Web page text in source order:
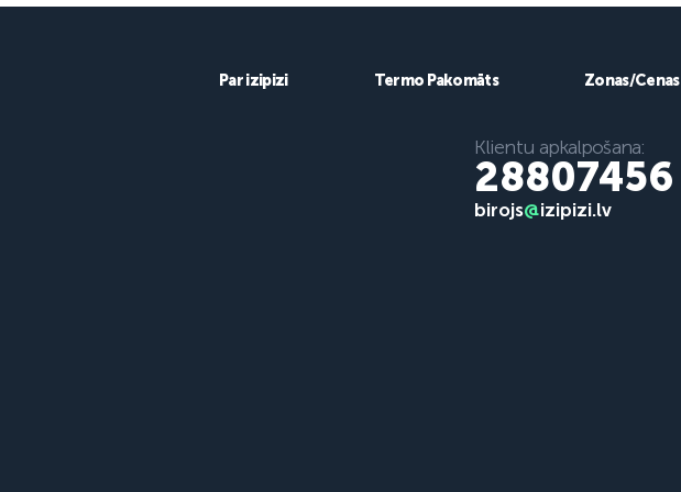
Par izipizi Termo Pakomāts Zonas/Cenas
Klientu apkalpošana:
28807456
birojs@izipizi.lv